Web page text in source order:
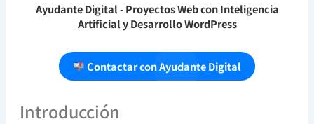
Ayudante Digital- Proyectos Web con Inteligencia
Artificial y Desarrollo WordPress
Contactar con Ayudante Digital
Introducción